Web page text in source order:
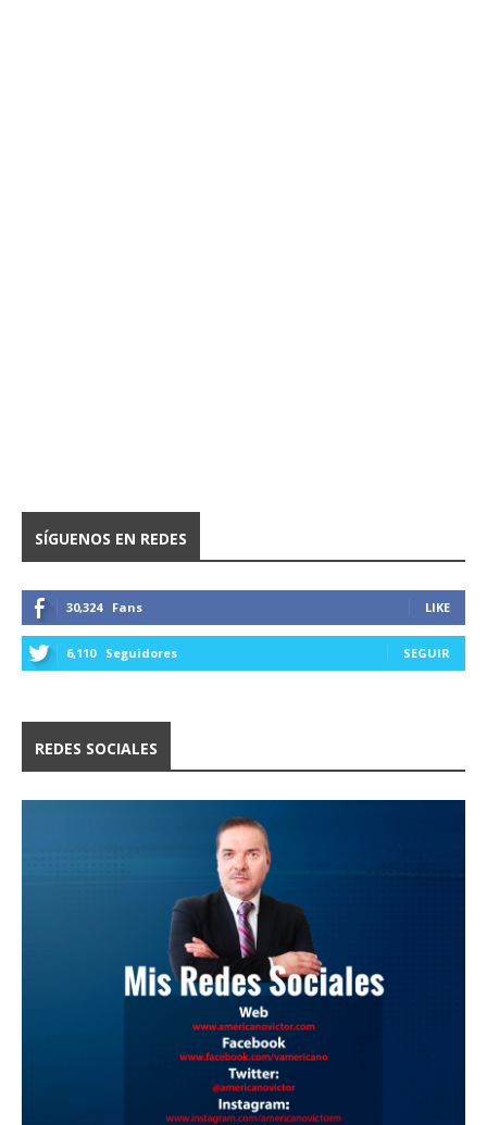
SÍGUENOS EN REDES
30,324 Fans LIKE
6,110 Seguidores SEGUIR
REDES SOCIALES